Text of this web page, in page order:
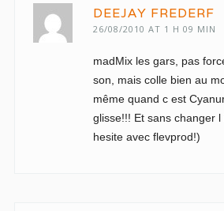
DEEJAY FREDERF
26/08/2010 AT 1 H 09 MIN
madMix les gars, pas
son, mais colle bien au
même quand c est
glisse!!! Et sans changer
hesite avec flevprod!)